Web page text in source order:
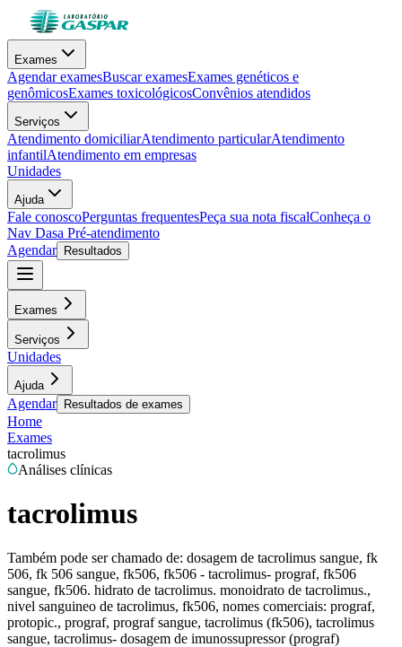
Exames
Agendar examesBuscar examesExames genéticos e
genômicosExames toxicológicosConvênios atendidos
Serviços
Atendimento domiciliarAtendimento particularAtendimento
infantilAtendimento em empresas
Unidades
Ajuda
Fale conoscoPerguntas frequentesPeça sua nota fiscalConheça o
Nav Dasa Pré-atendimento
Agendar
Resultados
Exames
Serviços
Unidades
Ajuda
Agendar Resultados de exames
Home
Exames
tacrolimus
Análises clínicas
tacrolimus
Também pode ser chamado de: dosagem de tacrolimus sangue, fk
506, fk 506 sangue, fk506, fk506 - tacrolimus- prograf, fk506
sangue, fk506. hidrato de tacrolimus. monoidrato de tacrolimus.,
nivel sanguineo de tacrolimus, fk506, nomes comerciais: prograf,
protopic., prograf, prograf sangue, tacrolimus (fk506), tacrolimus
sangue, tacrolimus- dosagem de imunossupressor (prograf)